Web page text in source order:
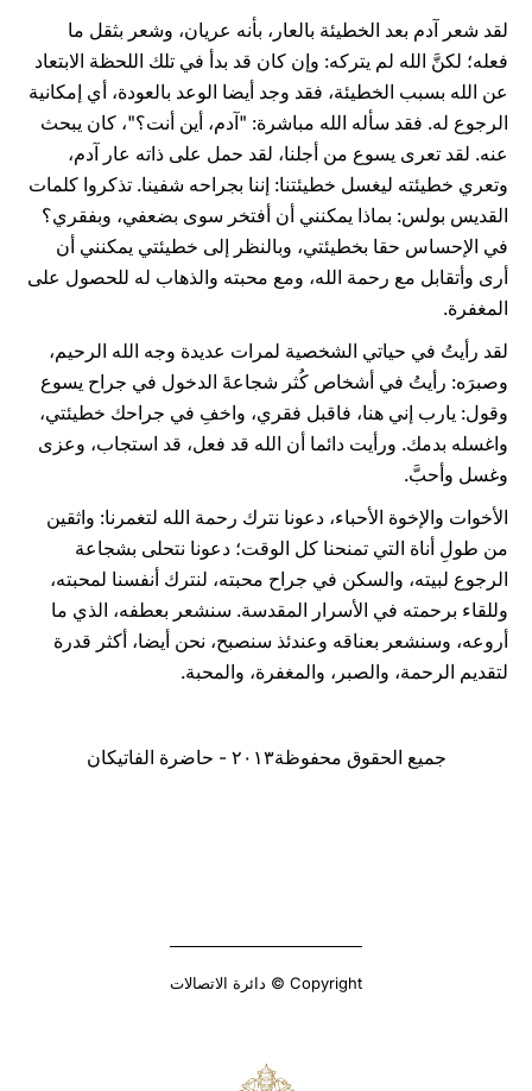
لقد شعر آدم بعد الخطيئة بالعار، بأنه عريان، وشعر بثقل ما
فعله؛ لكنَّ الله لم يتركه: وإن كان قد بدأ في تلك اللحظة الابتعاد
عن الله بسبب الخطيئة، فقد وجد أيضا الوعد بالعودة، أي إمكانية
الرجوع له. فقد سأله الله مباشرة: "آدم، أين أنت؟"، كان يبحث
عنه. لقد تعرى يسوع من أجلنا، لقد حمل على ذاته عار آدم،
وتعري خطيئته ليغسل خطيئتنا: إننا بجراحه شفينا. تذكروا كلمات
القديس بولس: بماذا يمكنني أن أفتخر سوى بضعفي، وبفقري؟
في الإحساس حقا بخطيئتي، وبالنظر إلى خطيئتي يمكنني أن
أرى وأتقابل مع رحمة الله، ومع محبته والذهاب له للحصول على
المغفرة.
لقد رأيتُ في حياتي الشخصية لمرات عديدة وجه الله الرحيم،
وصبرَه: رأيتُ في أشخاص كُثر شجاعةَ الدخول في جراح يسوع
وقول: يارب إني هنا، فاقبل فقري، واخفِ في جراحك خطيئتي،
واغسله بدمك. ورأيت دائما أن الله قد فعل، قد استجاب، وعزى
وغسل وأحبَّ.
الأخوات والإخوة الأحباء، دعونا نترك رحمة الله لتغمرنا: واثقين
من طولِ أناة التي تمنحنا كل الوقت؛ دعونا نتحلى بشجاعة
الرجوع لبيته، والسكن في جراح محبته، لنترك أنفسنا لمحبته،
وللقاء برحمته في الأسرار المقدسة. سنشعر بعطفه، الذي ما
أروعه، وسنشعر بعناقه وعندئذ سنصبح، نحن أيضا، أكثر قدرة
لتقديم الرحمة، والصبر، والمغفرة، والمحبة.
جميع الحقوق محفوظة٢٠١٣ - حاضرة الفاتيكان
Copyright © دائرة الاتصالات